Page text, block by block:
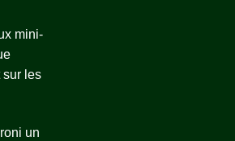
mini-
sur les
un